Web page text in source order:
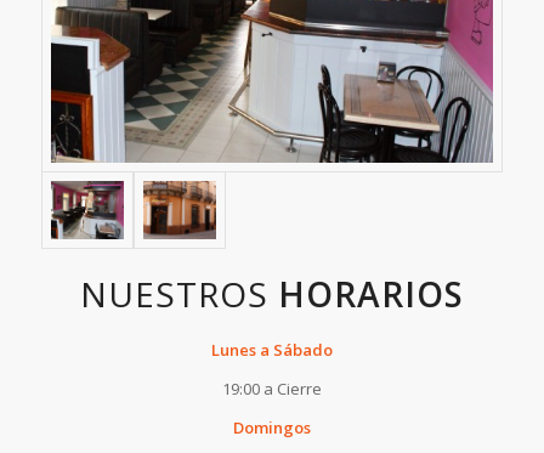
NUESTROS HORARIOS
Lunes a Sábado
19:00 a Cierre
Domingos